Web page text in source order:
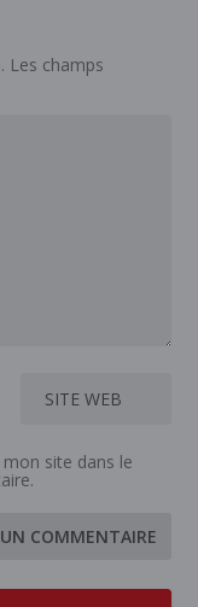
Les champs
site dans le